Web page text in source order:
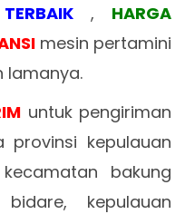
, HARGA
mesin pertamini
lamanya.
untuk pengiriman
provinsi kepulauan
bakung
kepulauan